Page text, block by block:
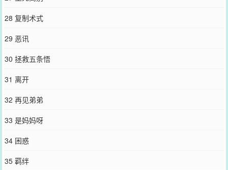
28 复制术式
29 恶讯
30 拯救五条悟
31 离开
32 再见弟弟
33 是妈妈呀
34 困惑
35 羁绊